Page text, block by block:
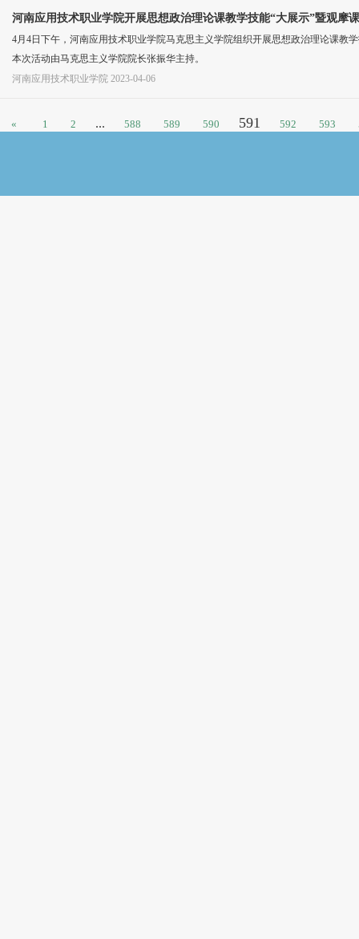
河南应用技术职业学院开展思想政治理论课教学技能“大展示”暨观摩
4月4日下午，河南应用技术职业学院马克思主义学院组织开展思想政治理论课教
本次活动由马克思主义学院院长张振华主持。
河南应用技术职业学院 2023-04-06
« 1 2 ... 588 589 590 591 592 593